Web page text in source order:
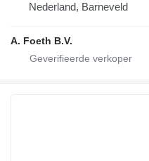
Nederland, Barneveld
A. Foeth B.V.